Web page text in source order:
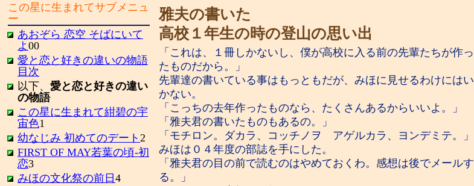
雅夫の書いた
高校１年生の時の登山の思い出
「これは、１冊しかないし、僕が高校に入る前の先輩たちが作っ
たものだから。」
先輩達の書いている事はもっともだが、みほに見せるわけにはい
かない。
「こっちの去年作ったものなら、たくさんあるからいいよ。」
「雅夫君の書いたものもあるの。」
「モチロン。ダカラ、コッチノヲ アゲルカラ、ヨンデミテ。」
みほは０４年度の部誌を手にした。
「雅夫君の目の前で読むのはやめておくわ。感想は後でメールす
る。」
この星に生まれてサブメニュ
ー
あおぞら 恋空 そばにいて
よ 00
愛と恋と好きの違いの物語
目次
以下、 愛と恋と好きの違い
の物語
この星に生まれて紺碧の宇
宙色1
幼なじみ 初めてのデート 2
FIRST OF MAY若葉の頃-初
恋3
みほの文化祭の前日4